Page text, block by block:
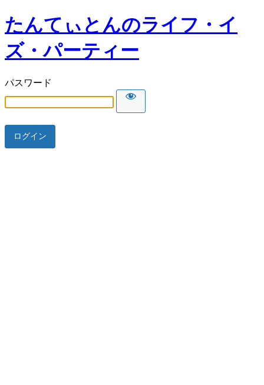
たんてぃとんのライフ・イ
ズ・パーティー
パスワード